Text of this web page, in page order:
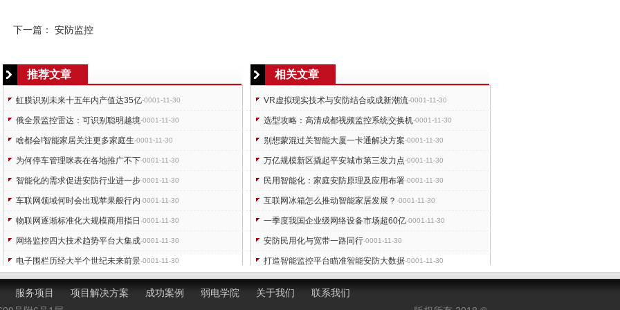
下一篇： 安防监控
推荐文章
虹膜识别未来十五年内产值达35亿-0001-11-30
俄全景监控雷达：可识别聪明越境-0001-11-30
啥都会!智能家居关注更多家庭生-0001-11-30
为何停车管理咪表在各地推广不下-0001-11-30
智能化的需求促进安防行业进一步-0001-11-30
车联网领域何时会出现苹果般行内-0001-11-30
物联网逐渐标准化大规模商用指日 -0001-11-30
网络监控四大技术趋势平台大集成-0001-11-30
电子围栏历经大半个世纪未来前景-0001-11-30
显示屏市场小间距LED与DLP拉开战-0001-11-30
相关文章
VR虚拟现实技术与安防结合或成新潮流-0001-11-30
选型攻略：高清成都视频监控系统交换机-0001-11-30
别想蒙混过关智能大厦一卡通解决方案-0001-11-30
万亿规模新区撬起平安城市第三发力点-0001-11-30
民用智能化：家庭安防原理及应用布署-0001-11-30
互联网冰箱怎么推动智能家居发展？ -0001-11-30
一季度我国企业级网络设备市场超60亿-0001-11-30
安防民用化与宽带一路同行-0001-11-30
打造智能监控平台瞄准智能安防大数据-0001-11-30
传统家居市场衰退智能转型或成分水岭-0001-11-30
服务项目 项目解决方案 成功案例 弱电学院 关于我们
联系我们